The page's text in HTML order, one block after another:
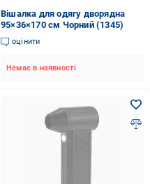
Вішалка для одягу дворядна
95×36×170 см Чорний (1345)
оцінити
Немає в наявності